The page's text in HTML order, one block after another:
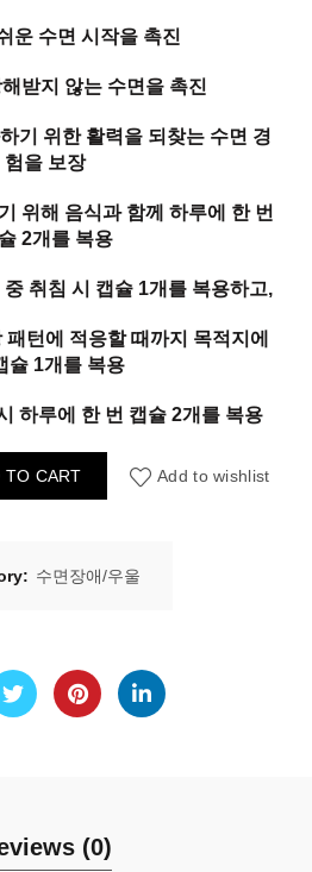
운 수면 시작을 촉진
받지 않는 수면을 촉진
기 위한 활력을 되찾는 수면 경
험을 보장
위해 음식과 함께 하루에 한 번
2개를 복용
취침 시 캡슐 1개를 복용하고,
턴에 적응할 때까지 목적지에
슐 1개를 복용
하루에 한 번 캡슐 2개를 복용
TO CART Add to wishlist
수면장애/우울
(0)